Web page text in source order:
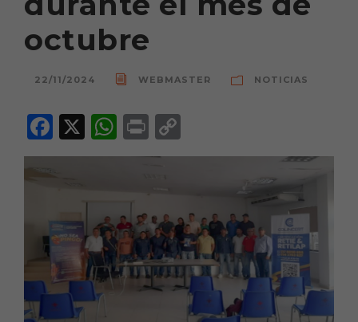
octubre
22/11/2024 WEBMASTER NOTICIAS
F
a
b
o
o
k
X
W
h
ts
A
p
p
P
ri o
Li
n
k